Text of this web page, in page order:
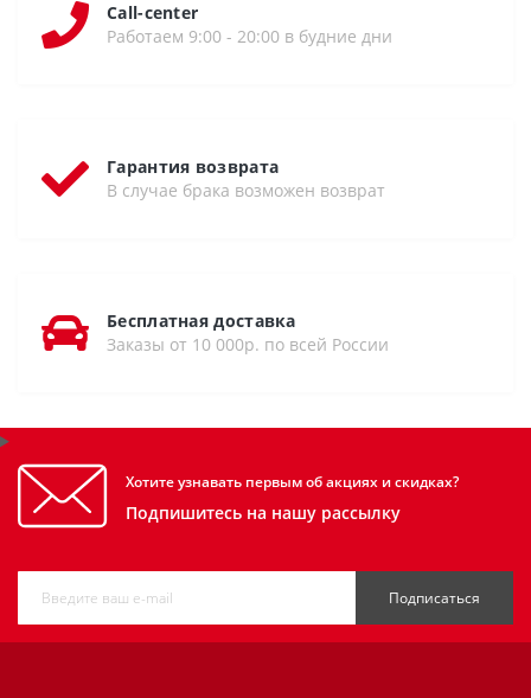
Call-center
Работаем 9:00 - 20:00 в будние дни
Гарантия возврата
В случае брака возможен возврат
Бесплатная доставка
Заказы от 10 000р. по всей России
Хотите узнавать первым об акциях и скидках?
Подпишитесь на нашу рассылку
Подписаться